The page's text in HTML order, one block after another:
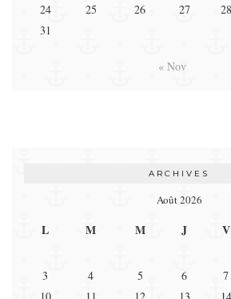
24
25 26 27 28
31
« Nov
ARCHIVES
Août 2026
L M M J V
3
4 5 6 7